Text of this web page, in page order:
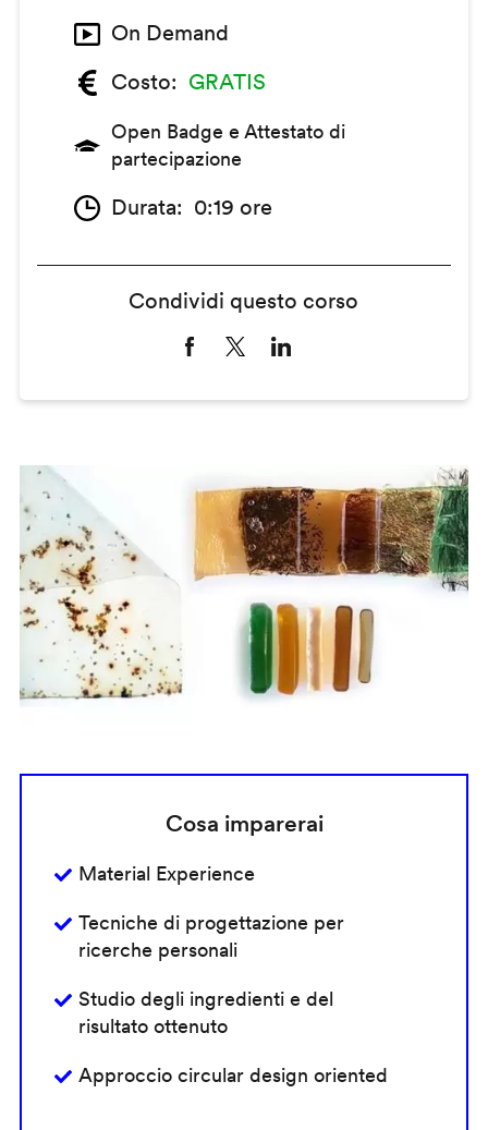
On Demand
Costo
GRATIS
Open Badge e Attestato di
partecipazione
Durata 0:19 ore
Condividi questo corso
Cosa imparerai
Material Experience
Tecniche di progettazione per
ricerche personali
Studio degli ingredienti e del
risultato ottenuto
Approccio circular design oriented